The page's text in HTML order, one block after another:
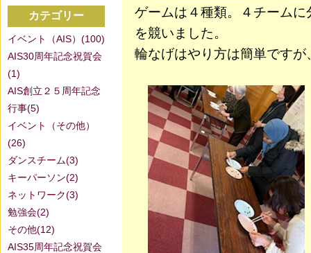
ゲームは４種類。４チーム
を競いました。
輪なげはやり方は簡単です
カテゴリー
イベント（AIS）(100)
AIS30周年記念祝賀会
(1)
AIS創立２５周年記念
行事(5)
イベント（その他）
(26)
ダンスチーム(3)
キーパーソン(2)
ネットワーク(3)
勉強会(2)
その他(12)
AIS35周年記念祝賀会